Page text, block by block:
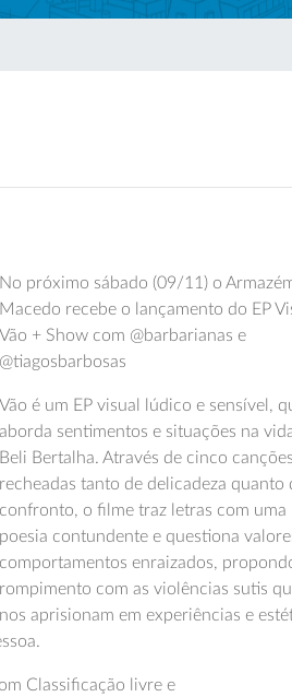
No próximo sábado (09/11) o
Macedo recebe o lançamento do EP
Vão + Show com @barbarianas e
@tiagosbarbosas
Vão é um EP visual lúdico e sensível,
aborda sentimentos e situações na
Beli Bertalha. Através de cinco canções
recheadas tanto de delicadeza quanto
confronto, o filme traz letras com uma
poesia contundente e questiona
comportamentos enraizados,
rompimento com as violências sutis
nos aprisionam em experiências e
Classificação livre e